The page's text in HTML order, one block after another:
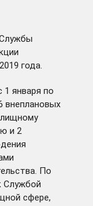
года.
января по
внеплановых
и 2
По
Службой
сфере,